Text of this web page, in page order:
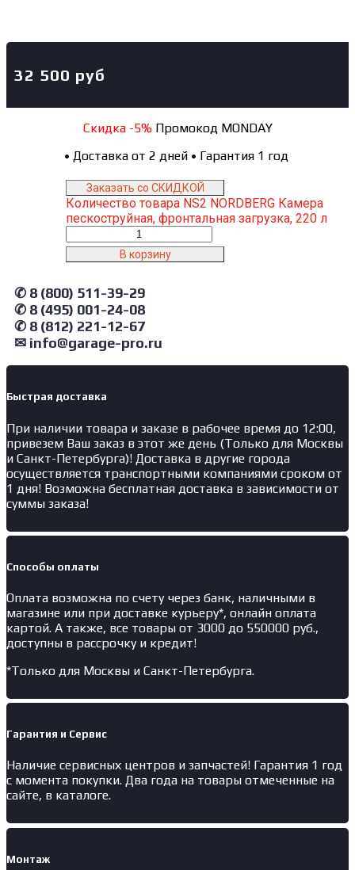
32 500 руб
Скидка -5%Промокод MONDAY
• Доставка от 2 дней • Гарантия 1 год
Заказать со СКИДКОЙ
Количество товара NS2 NORDBERG Камера
пескоструйная, фронтальная загрузка, 220 л
В корзину
✆ 8 (800) 511-39-29
✆ 8 (495) 001-24-08
✆ 8 (812) 221-12-67
✉ info@garage-pro.ru
Быстрая доставка
При наличии товара и заказе в рабочее время до 12:00,
привезем Ваш заказ в этот же день (Только для Москвы
и Санкт-Петербурга)! Доставка в другие города
осуществляется транспортными компаниями сроком от
1 дня! Возможна бесплатная доставка в зависимости от
суммы заказа!
Способы оплаты
Оплата возможна по счету через банк, наличными в
магазине или при доставке курьеру*, онлайн оплата
картой. А также, все товары от 3000 до 550000 руб.,
доступны в рассрочку и кредит!
*Только для Москвы и Санкт-Петербурга.
Гарантия и Сервис
Наличие сервисных центров и запчастей! Гарантия 1 год
с момента покупки. Два года на товары отмеченные на
сайте, в каталоге.
Монтаж